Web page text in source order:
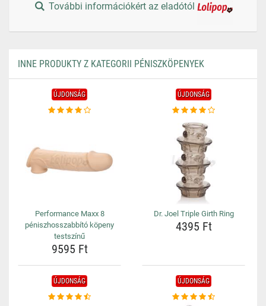
További információkért az eladótól
INNE PRODUKTY Z KATEGORII PÉNISZKÖPENYEK
ÚJDONSÁG
Performance Maxx 8
péniszhosszabbító köpeny
testszínű
9595 Ft
ÚJDONSÁG
Dr. Joel Triple Girth Ring
4395 Ft
ÚJDONSÁG ÚJDONSÁG